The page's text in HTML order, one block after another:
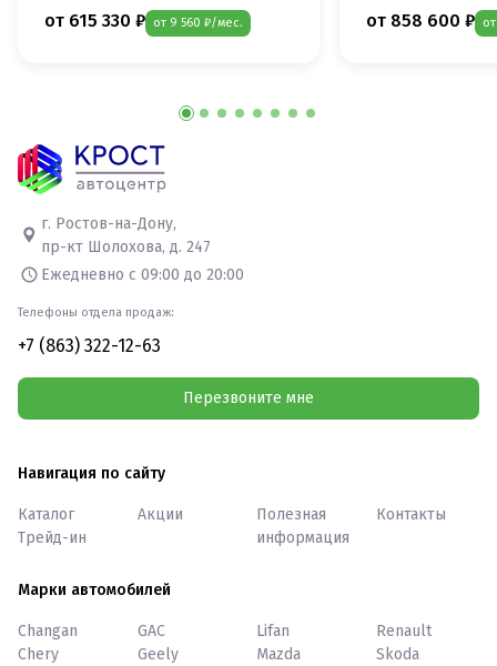
от 615 330 ₽ от 9 560 ₽/мес. от 858 600 ₽
г. Ростов-на-Дону,
пр-кт Шолохова, д. 247
Ежедневно с 09:00 до 20:00
Телефоны отдела продаж:
+7 (863) 322-12-63
Перезвоните мне
Навигация по сайту
Каталог
Трейд-ин
Акции
Полезная
информация
Контакты
Марки автомобилей
Changan
Chery
GAC
Geely
Lifan
Mazda
Renault
Skoda